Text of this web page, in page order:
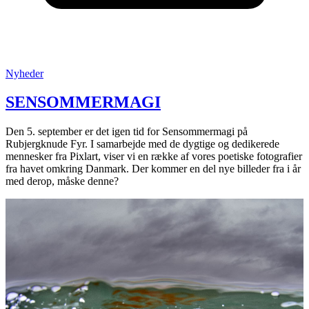
Posted
:
Nyheder
SENSOMMERMAGI
Den 5. september er det igen tid for Sensommermagi på
Rubjergknude Fyr. I samarbejde med de dygtige og dedikerede
mennesker fra Pixlart, viser vi en række af vores poetiske fotografier
fra havet omkring Danmark. Der kommer en del nye billeder fra i år
med derop, måske denne?